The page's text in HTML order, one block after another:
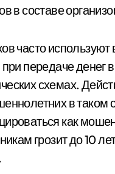
в составе
часто используют
передаче денег в
схемах.
в таком
как
грозит до 10